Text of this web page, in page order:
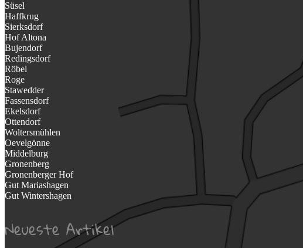
Süsel
Haffkrug
Sierksdorf
Hof Altona
Bujendorf
Redingsdorf
Röbel
Roge
Stawedder
Fassensdorf
Ekelsdorf
Ottendorf
Woltersmühlen
Oevelgönne
Middelburg
Gronenberg
Gronenberger Hof
Gut Mariashagen
Gut Wintershagen
Neueste Artikel